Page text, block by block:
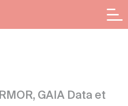
GAIA Data et